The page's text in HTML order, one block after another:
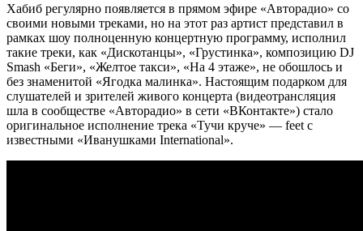
Хабиб регулярно появляется в прямом эфире «Авторадио» со
своими новыми треками, но на этот раз артист представил в
рамках шоу полноценную концертную программу, исполнил
такие треки, как «Дискотанцы», «Грустинка», композицию DJ
Smash «Беги», «Желтое такси», «На 4 этаже», не обошлось и
без знаменитой «Ягодка малинка». Настоящим подарком для
слушателей и зрителей живого концерта (видеотрансляция
шла в сообществе «Авторадио» в сети «ВКонтакте») стало
оригинальное исполнение трека «Тучи круче» — feet с
известными «Иванушками International».